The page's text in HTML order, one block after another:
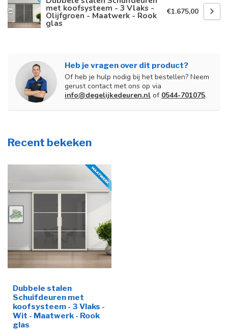
met koofsysteem - 3 Vlaks -
Olijfgroen - Maatwerk - Rook
glas
€1.675,00
Heb je vragen over dit product?
Of heb je hulp nodig bij het bestellen? Neem
gerust contact met ons op via
info@degelijkedeuren.nl of 0544-701075.
Recent bekeken
Dubbele stalen
Schuifdeuren met
koofsysteem - 3 Vlaks -
Wit - Maatwerk - Rook
glas